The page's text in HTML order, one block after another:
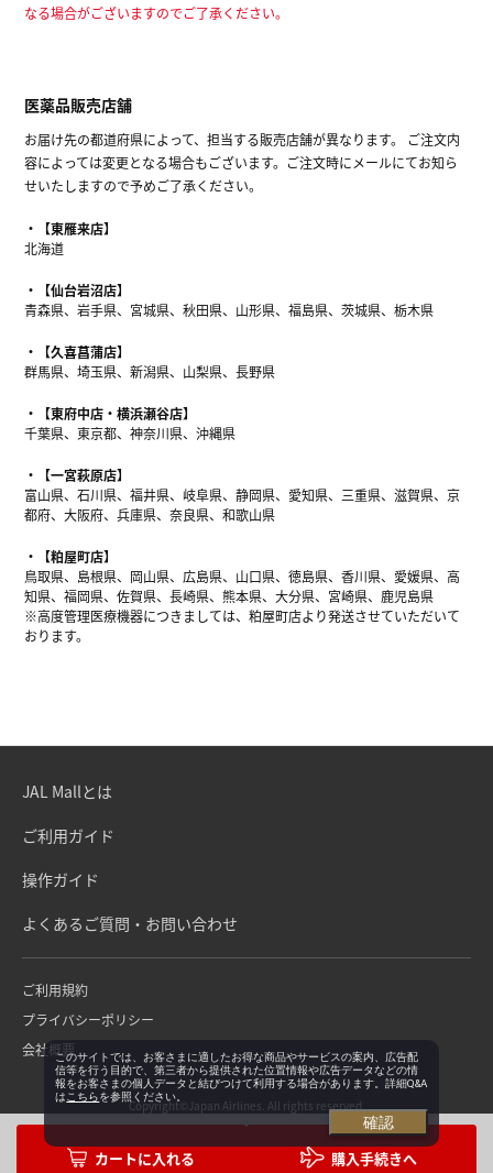
購入手続きへ
なる場合がございますのでご了承ください。
医薬品販売店舗
お届け先の都道府県によって、担当する販売店舗が異なります。 ご注文内
容によっては変更となる場合もございます。ご注文時にメールにてお知ら
せいたしますので予めご了承ください。
【東雁来店】
北海道
【仙台岩沼店】
青森県、岩手県、宮城県、秋田県、山形県、福島県、茨城県、栃木県
【久喜菖蒲店】
群馬県、埼玉県、新潟県、山梨県、長野県
【東府中店・横浜瀬谷店】
千葉県、東京都、神奈川県、沖縄県
【一宮萩原店】
富山県、石川県、福井県、岐阜県、静岡県、愛知県、三重県、滋賀県、京
都府、大阪府、兵庫県、奈良県、和歌山県
【粕屋町店】
鳥取県、島根県、岡山県、広島県、山口県、徳島県、香川県、愛媛県、高
知県、福岡県、佐賀県、長崎県、熊本県、大分県、宮崎県、鹿児島県
※高度管理医療機器につきましては、粕屋町店より発送させていただいて
おります。
JAL Mallとは
ご利用ガイド
操作ガイド
よくあるご質問・お問い合わせ
ご利用規約
プライバシーポリシー
会社概要
Copyright©Japan Airlines. All rights reserved.
このサイトでは、お客さまに適したお得な商品やサービスの案内、広告配
信等を行う目的で、第三者から提供された位置情報や広告データなどの情
報をお客さまの個人データと結びつけて利用する場合があります。詳細Q&A
は こちらを参照ください。
確認